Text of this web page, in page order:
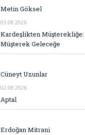
Metin Göksel
03.08.2026
Kardeşlikten Müşterekliğe:
Müşterek Geleceğe
Cüneyt Uzunlar
02.08.2026
Aptal
Erdoğan Mitrani